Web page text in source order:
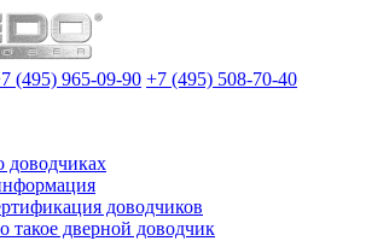
(495) 965-09-90 +7 (495) 508-70-40
доводчиков
такое дверной доводчик